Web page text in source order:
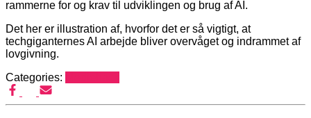
rammerne for og krav til udviklingen og brug af AI.
Det her er illustration af, hvorfor det er så vigtigt, at
techgiganternes AI arbejde bliver overvåget og indrammet af
lovgivning.
Categories: